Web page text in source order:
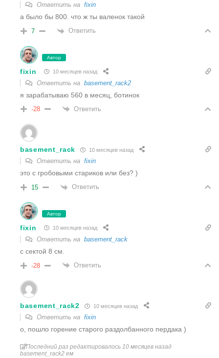
Ответить на fixin
а было бы 800. что ж ты валенок такой
7 Ответить
Автор
fixin 10 месяцев назад
Ответить на basement_rack2
я зарабатываю 560 в месяц, ботинок
-28 Ответить
basement_rack 10 месяцев назад
Ответить на fixin
это с гробовыми стариков или без? )
15 Ответить
Автор
fixin 10 месяцев назад
Ответить на basement_rack
с сектой 8 см.
-28 Ответить
basement_rack2 10 месяцев назад
Ответить на fixin
о, пошло горение старого раздолбанного пердака )
Последний раз редактировалось 10 месяцев назад
basement_rack2 ем